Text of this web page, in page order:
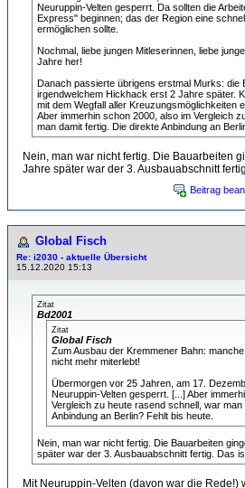
Neuruppin-Velten gesperrt. Da sollten die
Express" beginnen; das der Region eine
ermöglichen sollte.
Nochmal, liebe jungen Mitleserinnen, liebe
Jahre her!
Danach passierte übrigens erstmal Murks: die
irgendwelchem Hickhack erst 2 Jahre später.
mit dem Wegfall aller Kreuzungsmöglichkeiten
Aber immerhin schon 2000, also im Vergleich
man damit fertig. Die direkte Anbindung an
Nein, man war nicht fertig. Die Bauarbeiten
Jahre später war der 3. Ausbauabschnitt
Beitrag
Global Fisch
Re: i2030 - aktuelle Übersicht
15.12.2020 15:13
Zitat
Bd2001
Zitat
Global Fisch
Zum Ausbau der Kremmener Bahn:
nicht mehr miterlebt!
Übermorgen vor 25 Jahren, am 17.
Neuruppin-Velten gesperrt. [...] Aber
Vergleich zu heute rasend schnell, war
Anbindung an Berlin? Fehlt bis heute.
Nein, man war nicht fertig. Die Bauarbeiten
später war der 3. Ausbauabschnitt fertig. Das
Mit Neuruppin-Velten (davon war die Rede!)